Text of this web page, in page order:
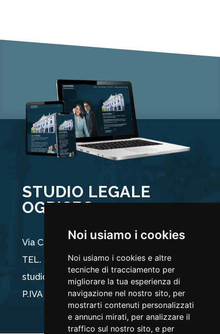
Noi usiamo i cookies
Noi usiamo i cookies e altre
tecniche di tracciamento per
migliorare la tua esperienza di
navigazione nel nostro sito, per
mostrarti contenuti personalizzati
e annunci mirati, per analizzare il
traffico sul nostro sito, e per
STUDIO LEGALE
OGRISEG
Via Carducci 44, 33100 Udine
TEL. +39 0432 512704
studio@ogriseg.legal
P.IVA 02590960304